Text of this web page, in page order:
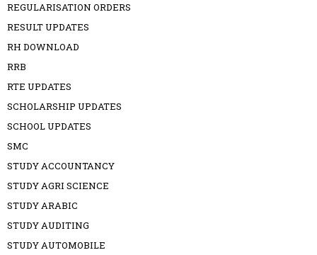
REGULARISATION ORDERS
RESULT UPDATES
RH DOWNLOAD
RRB
RTE UPDATES
SCHOLARSHIP UPDATES
SCHOOL UPDATES
SMC
STUDY ACCOUNTANCY
STUDY AGRI SCIENCE
STUDY ARABIC
STUDY AUDITING
STUDY AUTOMOBILE